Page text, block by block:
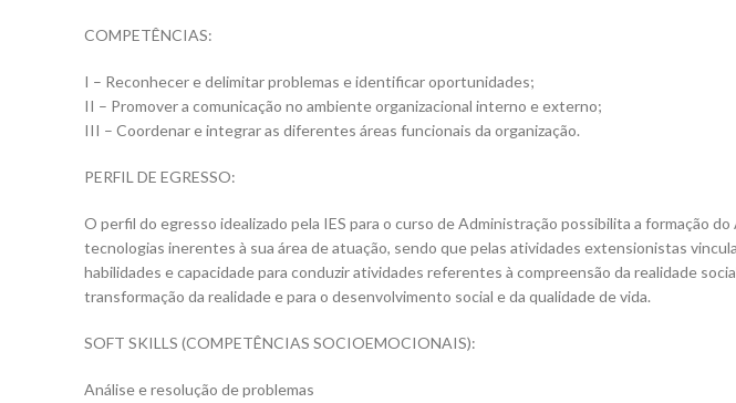
COMPETÊNCIAS:
I – Reconhecer e delimitar problemas e identificar oportunidades;
II – Promover a comunicação no ambiente organizacional interno e externo;
III – Coordenar e integrar as diferentes áreas funcionais da organização.
PERFIL DE EGRESSO:
O perfil do egresso idealizado pela IES para o curso de Administração possibilita a formação
tecnologias inerentes à sua área de atuação, sendo que pelas atividades extensionistas
habilidades e capacidade para conduzir atividades referentes à compreensão da realidade
transformação da realidade e para o desenvolvimento social e da qualidade de vida.
SOFT SKILLS (COMPETÊNCIAS SOCIOEMOCIONAIS):
Análise e resolução de problemas